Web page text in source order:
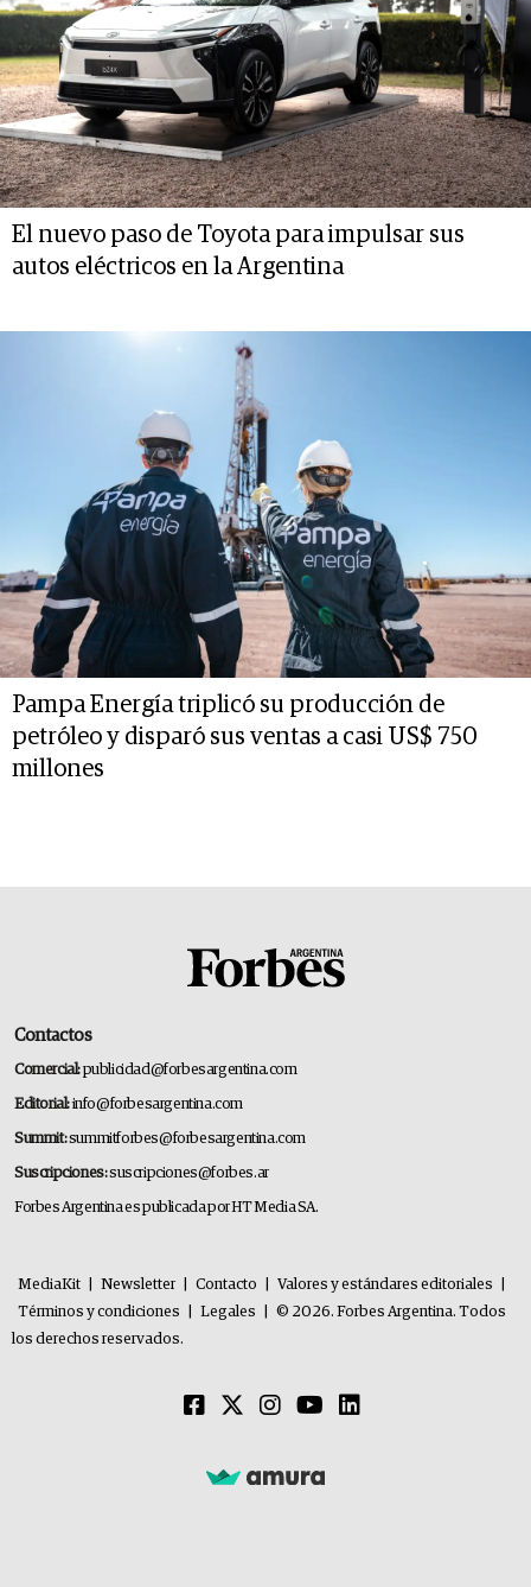
El nuevo paso de Toyota para impulsar sus
autos eléctricos en la Argentina
Pampa Energía triplicó su producción de
petróleo y disparó sus ventas a casi US$ 750
millones
Contactos
Comercial:publicidad@forbesargentina.com
Editorial:info@forbesargentina.com
Summit:summitforbes@forbesargentina.com
Suscripciones:suscripciones@forbes.ar
Forbes Argentina es publicada por HT Media SA.
MediaKit Newsletter Contacto Valores y estándares editoriales
Términos y condiciones
Legales
© 2026. Forbes Argentina. Todos
los derechos reservados.